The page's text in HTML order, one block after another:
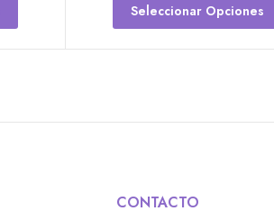
Seleccionar Opciones
CONTACTO